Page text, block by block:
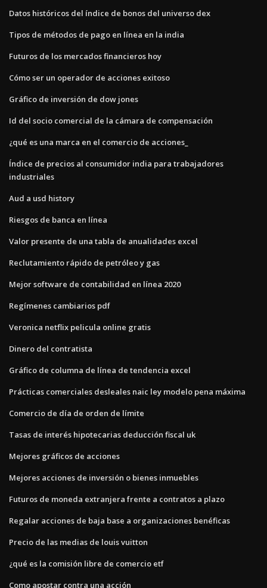
Datos históricos del índice de bonos del universo dex
Tipos de métodos de pago en línea en la india
Futuros de los mercados financieros hoy
Cómo ser un operador de acciones exitoso
Gráfico de inversión de dow jones
Id del socio comercial de la cámara de compensación
¿qué es una marca en el comercio de acciones_
Índice de precios al consumidor india para trabajadores
industriales
Aud a usd history
Riesgos de banca en línea
Valor presente de una tabla de anualidades excel
Reclutamiento rápido de petróleo y gas
Mejor software de contabilidad en línea 2020
Regímenes cambiarios pdf
Veronica netflix pelicula online gratis
Dinero del contratista
Gráfico de columna de línea de tendencia excel
Prácticas comerciales desleales naic ley modelo pena máxima
Comercio de día de orden de límite
Tasas de interés hipotecarias deducción fiscal uk
Mejores gráficos de acciones
Mejores acciones de inversión o bienes inmuebles
Futuros de moneda extranjera frente a contratos a plazo
Regalar acciones de baja base a organizaciones benéficas
Precio de las medias de louis vuitton
¿qué es la comisión libre de comercio etf
Como apostar contra una acción